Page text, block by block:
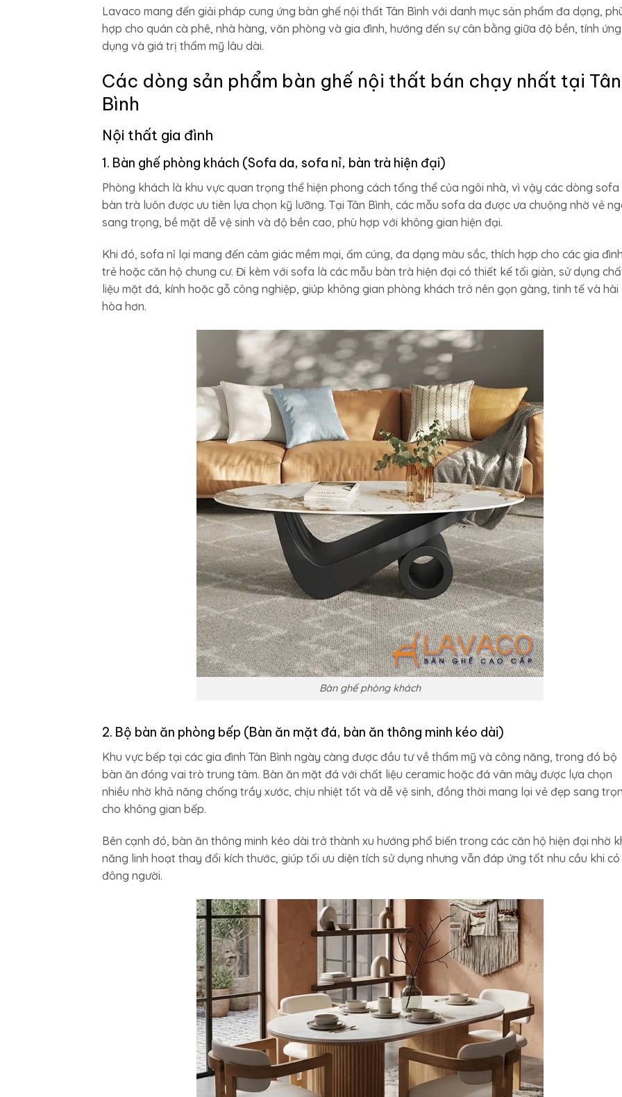
Lavaco mang đến giải pháp cung ứng bàn ghế nội thất Tân Bình với danh mục sản phẩm đa dạng,
hợp cho quán cà phê, nhà hàng, văn phòng và gia đình, hướng đến sự cân bằng giữa độ bền, tính ứng
dụng và giá trị thẩm mỹ lâu dài.
Các dòng sản phẩm bàn ghế nội thất bán chạy nhất tại Tân
Bình
Nội thất gia đình
1. Bàn ghế phòng khách (Sofa da, sofa nỉ, bàn trà hiện đại)
Phòng khách là khu vực quan trọng thể hiện phong cách tổng thể của ngôi nhà, vì vậy các dòng sofa
bàn trà luôn được ưu tiên lựa chọn kỹ lưỡng. Tại Tân Bình, các mẫu sofa da được ưa chuộng nhờ vẻ
sang trọng, bề mặt dễ vệ sinh và độ bền cao, phù hợp với không gian hiện đại.
Khi đó, sofa nỉ lại mang đến cảm giác mềm mại, ấm cúng, đa dạng màu sắc, thích hợp cho các gia đình
trẻ hoặc căn hộ chung cư. Đi kèm với sofa là các mẫu bàn trà hiện đại có thiết kế tối giản, sử dụng
liệu mặt đá, kính hoặc gỗ công nghiệp, giúp không gian phòng khách trở nên gọn gàng, tinh tế và hài
hòa hơn.
Bàn ghế phòng khách
2. Bộ bàn ăn phòng bếp (Bàn ăn mặt đá, bàn ăn thông minh kéo dài)
Khu vực bếp tại các gia đình Tân Bình ngày càng được đầu tư về thẩm mỹ và công năng, trong đó bộ
bàn ăn đóng vai trò trung tâm. Bàn ăn mặt đá với chất liệu ceramic hoặc đá vân mây được lựa chọn
nhiều nhờ khả năng chống trầy xước, chịu nhiệt tốt và dễ vệ sinh, đồng thời mang lại vẻ đẹp sang
cho không gian bếp.
Bên cạnh đó, bàn ăn thông minh kéo dài trở thành xu hướng phổ biến trong các căn hộ hiện đại nhờ
năng linh hoạt thay đổi kích thước, giúp tối ưu diện tích sử dụng nhưng vẫn đáp ứng tốt nhu cầu khi có
đông người.